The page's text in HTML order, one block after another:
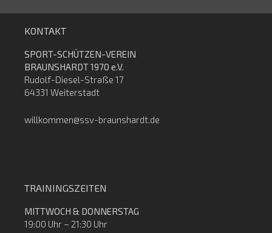
KONTAKT
SPORT-SCHÜTZEN-VEREIN
BRAUNSHARDT 1970 e.V.
Rudolf-Diesel-Straße 17
64331 Weiterstadt
willkommen@ssv-braunshardt.de
TRAININGSZEITEN
MITTWOCH & DONNERSTAG
19:00 Uhr – 21:30 Uhr